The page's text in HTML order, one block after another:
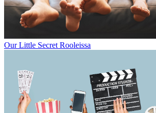
Our Little Secret Rooleissa